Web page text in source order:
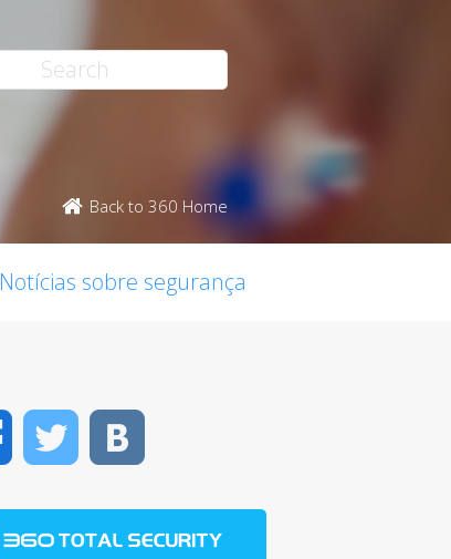
Back to 360 Home
Notícias sobre segurança
FacebookTwitter